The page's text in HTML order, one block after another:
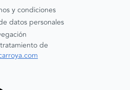
y condiciones
datos personales
de